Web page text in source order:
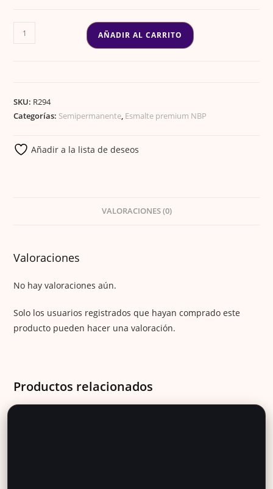
ESMALTE
GEL
AÑADIR AL CARRITO
SKU: R294
Categorías: Semipermanente, Esmalte premium NBP
Añadir a la lista de deseos
VALORACIONES (0)
Valoraciones
No hay valoraciones aún.
Solo los usuarios registrados que hayan comprado este
producto pueden hacer una valoración.
Productos relacionados